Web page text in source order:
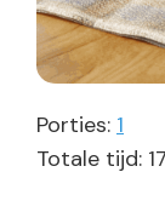
Porties: 1
Totale tijd: 17